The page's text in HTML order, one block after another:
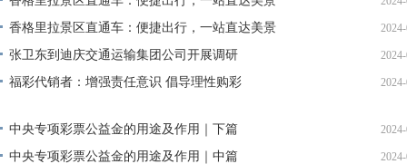
香格里拉景区直通车：便捷出行，一站直达美景
张卫东到迪庆交通运输集团公司开展调研
福彩代销者：增强责任意识 倡导理性购彩
中央专项彩票公益金的用途及作用｜下篇
中央专项彩票公益金的用途及作用｜中篇